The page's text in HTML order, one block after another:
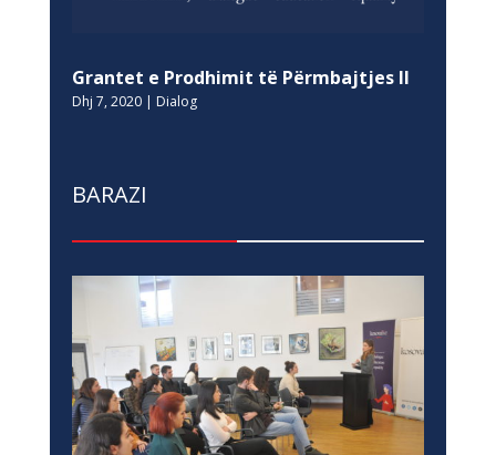
Grantet e Prodhimit të Përmbajtjes II
Dhj 7, 2020| Dialog
BARAZI